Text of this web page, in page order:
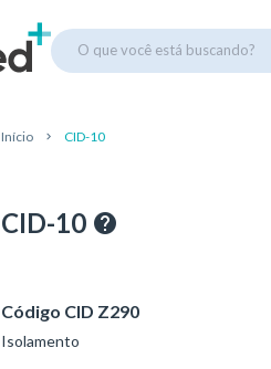
O que você está buscando?
Início CID-10
CID-10
Código CID Z290
Isolamento